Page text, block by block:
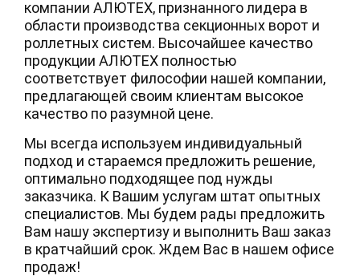
компании АЛЮТЕХ, признанного лидера в
области производства секционных ворот и
роллетных систем. Высочайшее качество
продукции АЛЮТЕХ полностью
соответствует философии нашей компании,
предлагающей своим клиентам высокое
качество по разумной цене.
Мы всегда используем индивидуальный
подход и стараемся предложить решение,
оптимально подходящее под нужды
заказчика. К Вашим услугам штат опытных
специалистов. Мы будем рады предложить
Вам нашу экспертизу и выполнить Ваш заказ
в кратчайший срок. Ждем Вас в нашем офисе
продаж!